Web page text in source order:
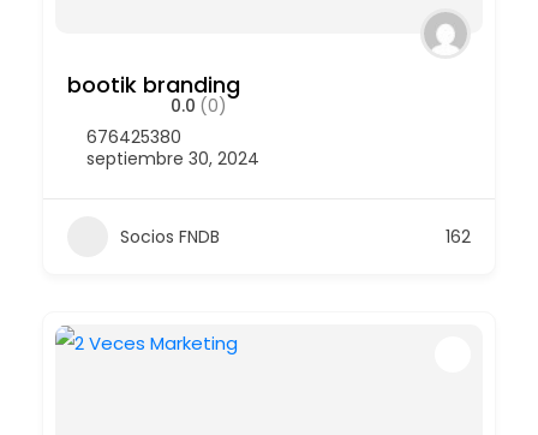
bootik branding
0.0 (0)
676425380
septiembre 30, 2024
Socios FNDB 162